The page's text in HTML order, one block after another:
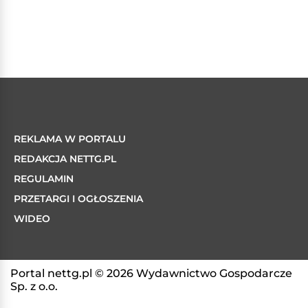
REKLAMA W PORTALU
REDAKCJA NETTG.PL
REGULAMIN
PRZETARGI I OGŁOSZENIA
WIDEO
Portal nettg.pl © 2026 Wydawnictwo Gospodarcze
Sp. z o.o.